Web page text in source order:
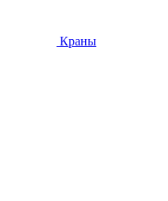
Краны